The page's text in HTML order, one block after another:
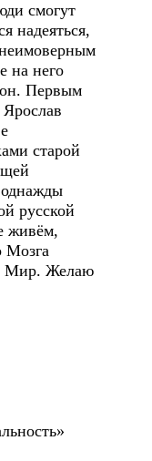
смогут
надеяться,
на него
Первым
старой
русской
живём,
Мозга
Мир. Желаю